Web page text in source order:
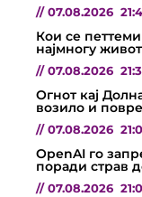
// 07.08.2026
Кои се
најмногу
// 07.08.2026
Огнот кај
возило и
// 07.08.2026
OpenAI го
поради страв
// 07.08.2026